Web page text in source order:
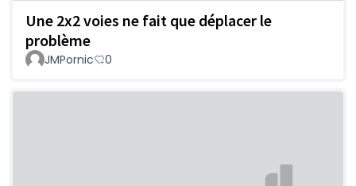
Une 2x2 voies ne fait que déplacer le
problème
JMPornic 0